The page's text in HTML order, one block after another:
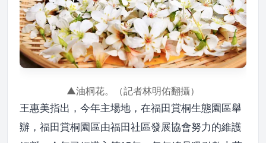
▲油桐花。（記者林明佑翻攝）
王惠美指出，今年主場地，在福田賞桐生態園區舉
辦，福田賞桐園區由福田社區發展協會努力的維護